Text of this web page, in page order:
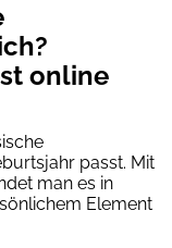
online
passt. Mit
man es in
Element